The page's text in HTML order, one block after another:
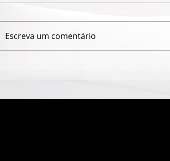
Escreva um comentário